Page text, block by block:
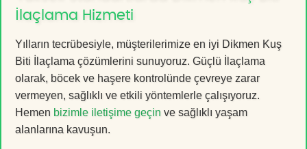
İlaçlama Hizmeti
Yılların tecrübesiyle, müşterilerimize en iyi Dikmen Kuş
Biti İlaçlama çözümlerini sunuyoruz. Güçlü İlaçlama
olarak, böcek ve haşere kontrolünde çevreye zarar
vermeyen, sağlıklı ve etkili yöntemlerle çalışıyoruz.
Hemen bizimle iletişime geçin ve sağlıklı yaşam
alanlarına kavuşun.